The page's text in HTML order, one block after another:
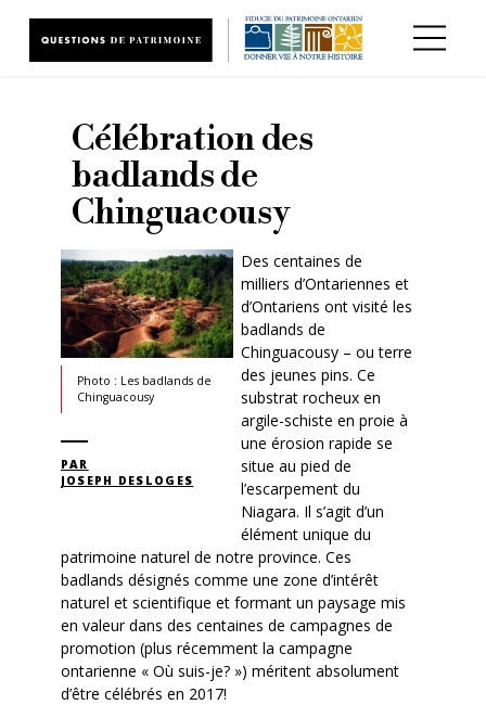
Célébration des
badlands de
Chinguacousy
Photo : Les badlands de
Chinguacousy
PAR
JOSEPH DESLOGES
Des centaines de
milliers d’Ontariennes et
d’Ontariens ont visité les
badlands de
Chinguacousy – ou terre
des jeunes pins. Ce
substrat rocheux en
argile-schiste en proie à
une érosion rapide se
situe au pied de
l’escarpement du
Niagara. Il s’agit d’un
élément unique du
patrimoine naturel de notre province. Ces
badlands désignés comme une zone d’intérêt
naturel et scientifique et formant un paysage mis
en valeur dans des centaines de campagnes de
promotion (plus récemment la campagne
ontarienne « Où suis-je? ») méritent absolument
d’être célébrés en 2017!